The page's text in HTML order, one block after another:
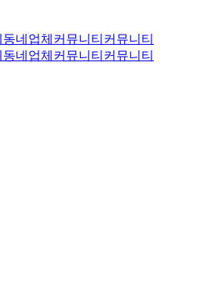
동네업체 커뮤니티 커뮤니티
동네업체 커뮤니티 커뮤니티